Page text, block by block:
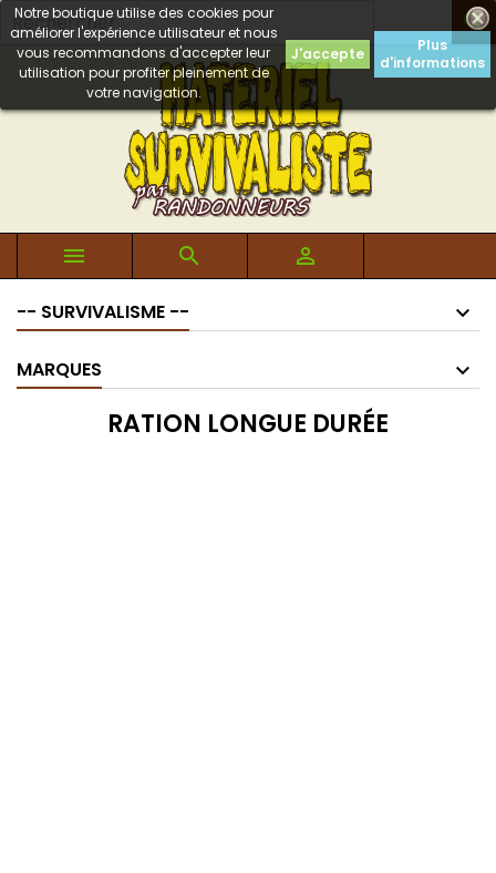

Notre boutique utilise des cookies pour
améliorer l'expérience utilisateur et nous
vous recommandons d'accepter leur
utilisation pour profiter pleinement de
votre navigation.
J'accepte
Plus
d'informations
  
-- SURVIVALISME --
MARQUES
RATION LONGUE DURÉE